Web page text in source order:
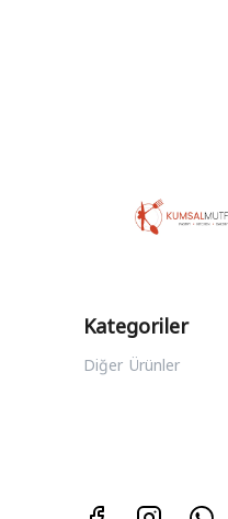
Kategoriler
Diğer Ürünler